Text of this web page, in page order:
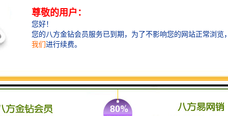
高区标准层划分4-6个产权单元不等，单元面积150-600
㎡不等。时代大厦深谙世界500强企业与商务的气度，以
4.2米层高，2.8米净高的开扬空间，构筑舒适的办公环
开 发 商：深圳市京基房地产股份有限公司
项目地址：福田区滨河大道与东涌路交汇处